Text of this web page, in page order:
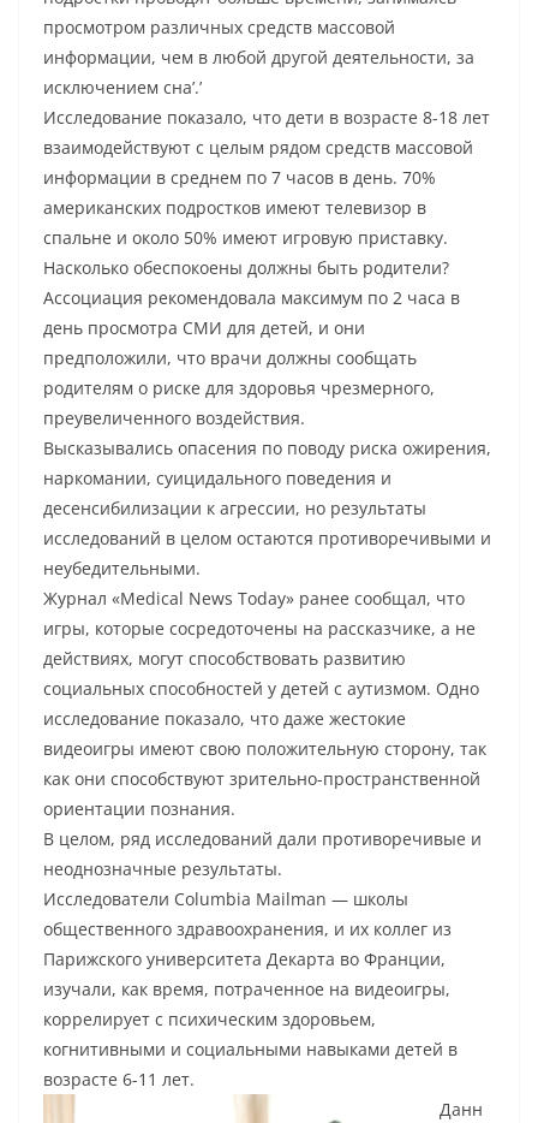
просмотром различных средств массовой
информации, чем в любой другой деятельности, за
исключением сна’.’
Исследование показало, что дети в возрасте 8-18 лет
взаимодействуют с целым рядом средств массовой
информации в среднем по 7 часов в день. 70%
американских подростков имеют телевизор в
спальне и около 50% имеют игровую приставку.
Насколько обеспокоены должны быть родители?
Ассоциация рекомендовала максимум по 2 часа в
день просмотра СМИ для детей, и они
предположили, что врачи должны сообщать
родителям о риске для здоровья чрезмерного,
преувеличенного воздействия.
Высказывались опасения по поводу риска ожирения,
наркомании, суицидального поведения и
десенсибилизации к агрессии, но результаты
исследований в целом остаются противоречивыми и
неубедительными.
Журнал «Medical News Today» ранее сообщал, что
игры, которые сосредоточены на рассказчике, а не
действиях, могут способствовать развитию
социальных способностей у детей с аутизмом. Одно
исследование показало, что даже жестокие
видеоигры имеют свою положительную сторону, так
как они способствуют зрительно-пространственной
ориентации познания.
В целом, ряд исследований дали противоречивые и
неоднозначные результаты.
Исследователи Columbia Mailman — школы
общественного здравоохранения, и их коллег из
Парижского университета Декарта во Франции,
изучали, как время, потраченное на видеоигры,
коррелирует с психическим здоровьем,
когнитивными и социальными навыками детей в
возрасте 6-11 лет.
Данн